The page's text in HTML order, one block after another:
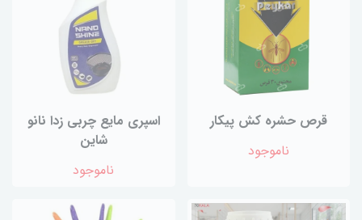
قرص حشره کش پیکار
ناموجود
اسپری مایع چربی زدا نانو
شاین
ناموجود